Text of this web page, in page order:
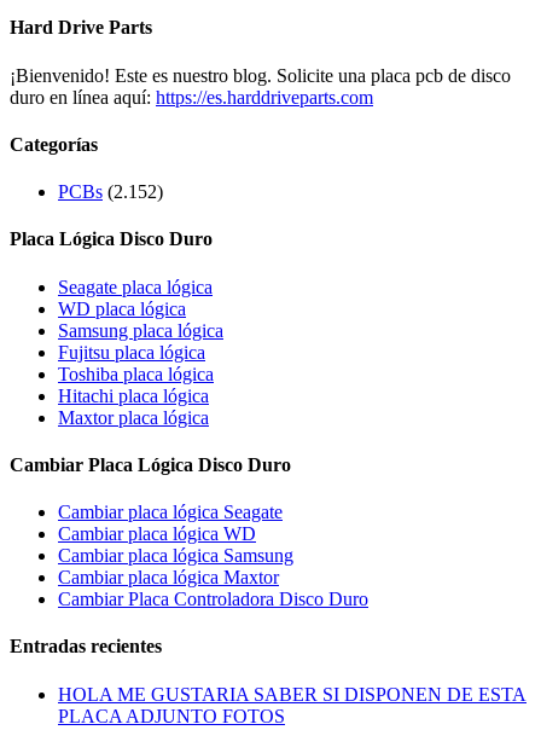
Hard Drive Parts
¡Bienvenido! Este es nuestro blog. Solicite una placa pcb de disco
duro en línea aquí: https://es.harddriveparts.com
Categorías
PCBs (2.152)
Placa Lógica Disco Duro
Seagate placa lógica
WD placa lógica
Samsung placa lógica
Fujitsu placa lógica
Toshiba placa lógica
Hitachi placa lógica
Maxtor placa lógica
Cambiar Placa Lógica Disco Duro
Cambiar placa lógica Seagate
Cambiar placa lógica WD
Cambiar placa lógica Samsung
Cambiar placa lógica Maxtor
Cambiar Placa Controladora Disco Duro
Entradas recientes
HOLA ME GUSTARIA SABER SI DISPONEN DE ESTA
PLACA ADJUNTO FOTOS